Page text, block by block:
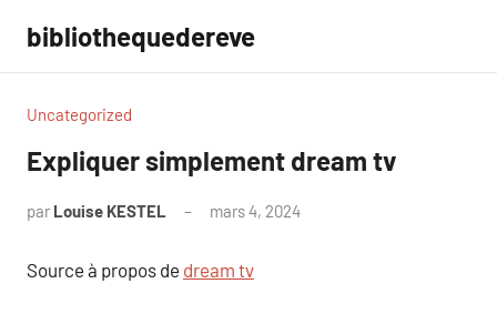
contenu
bibliothequedereve
Uncategorized
Expliquer simplement dream tv
par Louise KESTEL mars 4, 2024
Source à propos de dream tv